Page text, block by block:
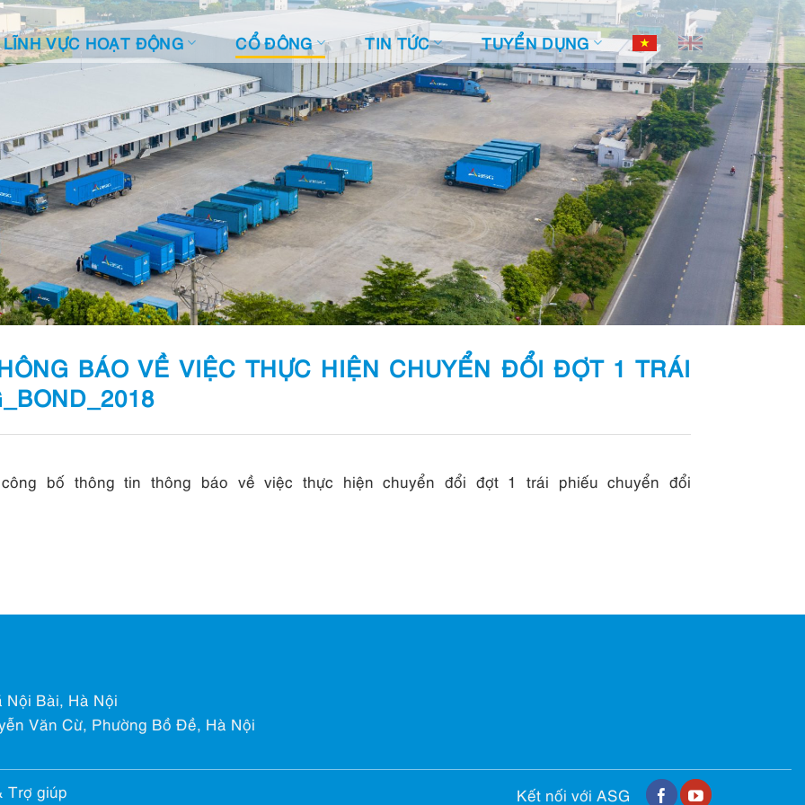
LĨNH VỰC HOẠT ĐỘNG CỔ ĐÔNG TIN TỨC TUYỂN DỤNG
BÁO VỀ VIỆC THỰC HIỆN CHUYỂN ĐỔI ĐỢT 1 TRÁI
bố thông tin thông báo về việc thực hiện chuyển đổi đợt 1 trái phiếu chuyển đổi
Nội Bài, Hà Nội
Văn Cừ, Phường Bồ Đề, Hà Nội
Trợ giúp Kết nối với ASG